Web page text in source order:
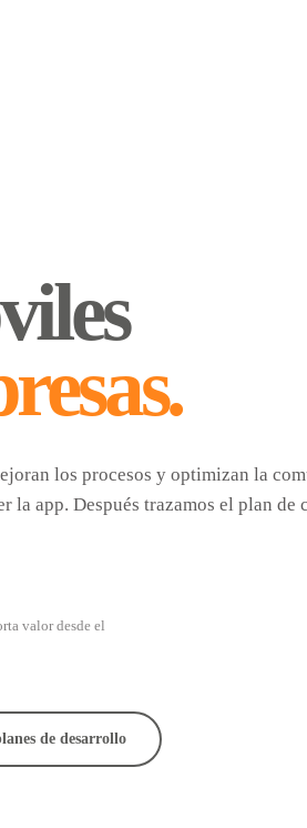
los procesos y optimizan la
la app. Después trazamos el plan de
valor desde el
de desarrollo